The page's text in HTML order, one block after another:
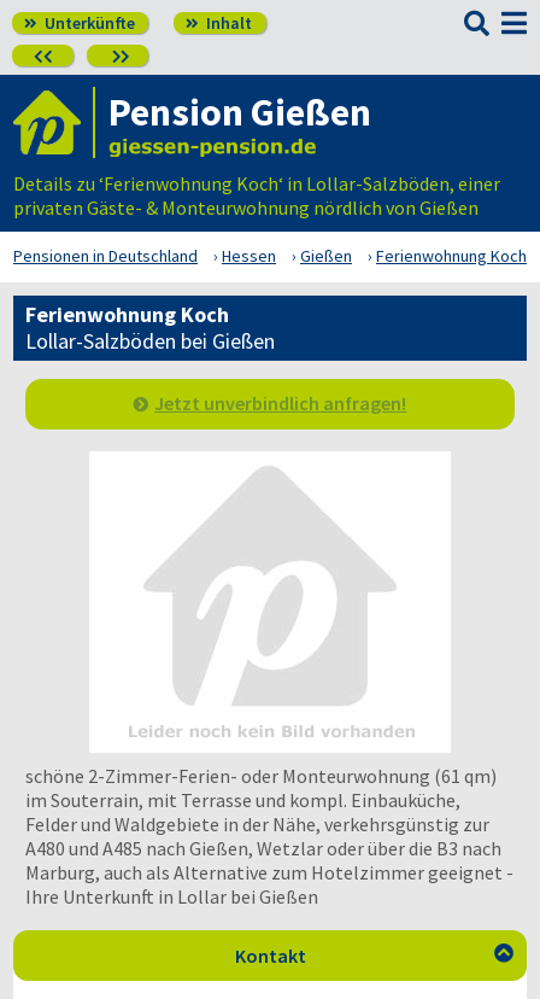
 Unterkünfte  Inhalt
 

Pension Gießen
Details zu ‘Ferienwohnung Koch‘ in Lollar-Salzböden, einer
privaten Gäste- & Monteurwohnung nördlich von Gießen
Pensionen in Deutschland Hessen Gießen Ferienwohnung Koch
Ferienwohnung Koch
Lollar-Salzböden bei Gießen
Jetzt unverbindlich anfragen!
schöne 2-Zimmer-Ferien- oder Monteurwohnung (61 qm)
im Souterrain, mit Terrasse und kompl. Einbauküche,
Felder und Waldgebiete in der Nähe, verkehrsgünstig zur
A480 und A485 nach Gießen, Wetzlar oder über die B3 nach
Marburg, auch als Alternative zum Hotelzimmer geeignet -
Ihre Unterkunft in Lollar bei Gießen
Kontakt 